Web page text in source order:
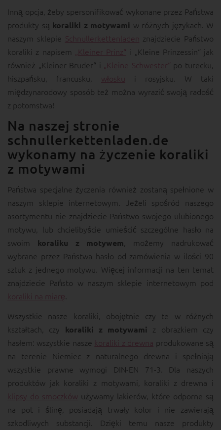
Inną opcja, żeby spersonifikować wykonane przez Państwa
produkty są koraliki z motywami w różnych językach. W
naszym sklepie Schnullerkettenladen znajdziecie Państwo
koraliki z napisem „Kleiner Prinz“ i „Kleine Prinzessin“ jak
również „Kleiner Bruder“ i
„Kleine Schwester“ po turecku,
hiszpańsku, francusku, włosku
i rosyjsku. W taki
międzynarodowy sposób też można wyrazić swoją radość
z potomstwa!
Na naszej stronie
schnullerkettenladen.de
wykonamy na życzenie koraliki
z motywami
Państwa specjalne życzenia również zostaną spełnione w
naszym sklepie internetowym. Jeżeli spośród naszego
asortymentu nie znajdziecie Państwo swojego ulubionego
motywu, lub chcielibyście umieścić szczególne hasło na
swoim koraliku z motywem , możemy nadrukować
wybrane przez Państwa hasło od zamówienia w ilości 90
sztuk z jednego motywu. Więcej informacji na ten temat
znajdziecie Państo w naszym sklepie internetowym pod
koraliki na miarę
Wszystkie nasze koraliki, obojętnie czy te w różnych
kształtach, czy koraliki z motywami
z obrazkiem czy
hasłem: wszystkie nasze koraliki z drewna produkowane są
na terenie Niemiec z naturalnego drewna i spełniają
wszystkie prawne wymogi DIN-EN 71-3. Dla naszych
produktów jak koraliki z motywami, koraliki z drewna i
klipsy do smoczków używamy lakierów, które odporne są
na pot i ślinę, posiadają trwały kolor i nie zawierają
szkodliwych substancji. Dzięki temu nasze produkty